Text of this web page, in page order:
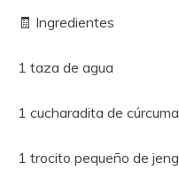
🧾 Ingredientes
1 taza de agua
1 cucharadita de
1 trocito pequeño de